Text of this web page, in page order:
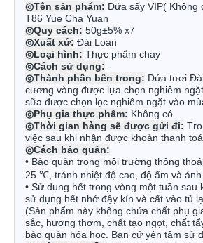
◎Tên sản phẩm: Dứa sấy VIP(
T86 Yue Cha Yuan
◎Quy cách: 50g±5% x7
◎Xuất xứ: Đài Loan
◎Loại hình: Thực phẩm chay
◎Cách sử dụng: -
◎Thành phần bên trong: Dứa tươi
cương vàng được lựa chọn nghiêm
sữa được chọn lọc nghiêm ngặt vào
◎Phụ gia thực phẩm: Không có
◎Thời gian hàng sẽ được gửi đi:
việc sau khi nhận được khoản thanh
◎Cách bảo quản:
• Bảo quản trong môi trường thông
25 ℃, tránh nhiệt độ cao, độ ẩm và ánh
• Sử dụng hết trong vòng một tuần sau
sử dụng hết nhớ đậy kín và cất vào tủ
(Sản phẩm này không chứa chất phụ
sắc, hương thơm, chất tạo ngọt, chất
bảo quản hóa học. Bạn cứ yên tâm sử